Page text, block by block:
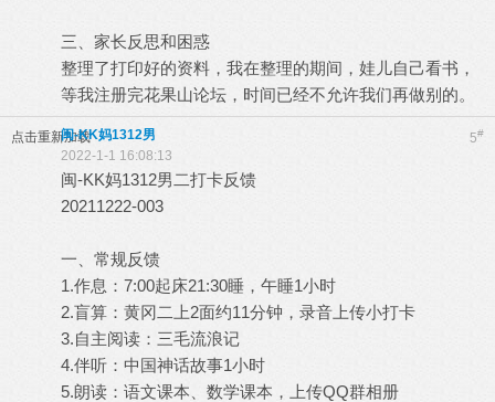
三、家长反思和困惑
整理了打印好的资料，我在整理的期间，娃儿自己看书，
等我注册完花果山论坛，时间已经不允许我们再做别的。
点击重新加载 5#
闽-KK妈1312男
2022-1-1 16:08:13
闽-KK妈1312男二打卡反馈
20211222-003
一、常规反馈
1.作息：7:00起床21:30睡，午睡1小时
2.盲算：黄冈二上2面约11分钟，录音上传小打卡
3.自主阅读：三毛流浪记
4.伴听：中国神话故事1小时
5.朗读：语文课本、数学课本，上传QQ群相册